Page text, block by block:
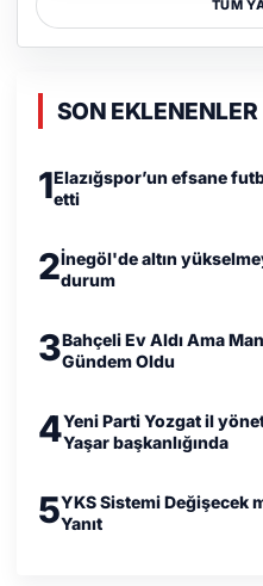
TÜM
SON EKLENENLER
1Elazığspor’un efsane
etti
2İnegöl'de altın
durum
3Bahçeli Ev Aldı Ama
Gündem Oldu
4Yeni Parti Yozgat il
Yaşar başkanlığında
5YKS Sistemi Değişecek
Yanıt